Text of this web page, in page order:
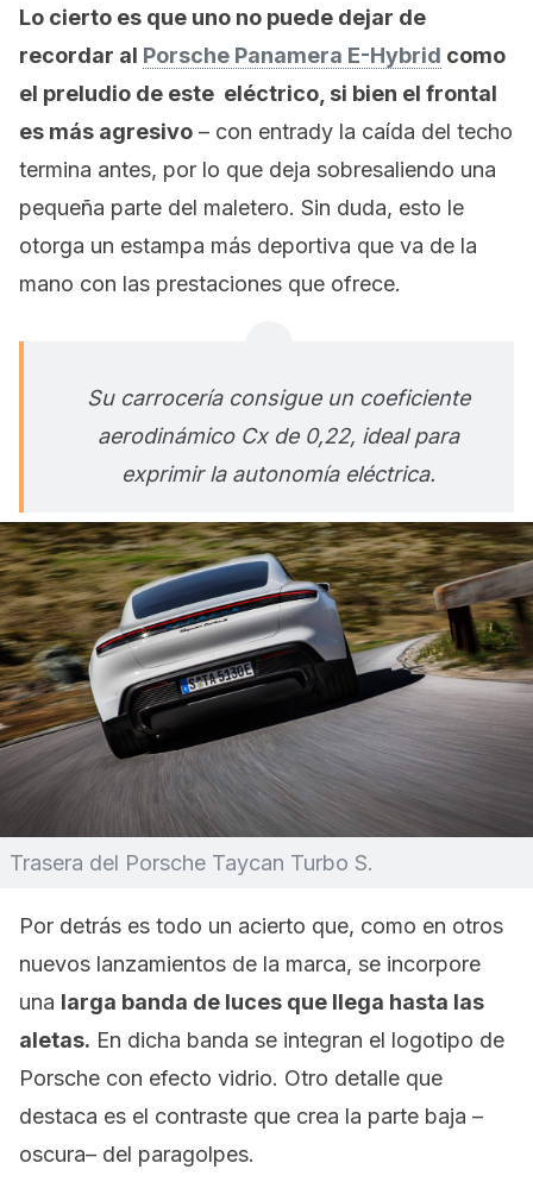
Lo cierto es que uno no puede dejar de
recordar al Porsche Panamera E-Hybrid como
el preludio de este eléctrico, si bien el frontal
es más agresivo – con entrady la caída del techo
termina antes, por lo que deja sobresaliendo una
pequeña parte del maletero. Sin duda, esto le
otorga un estampa más deportiva que va de la
mano con las prestaciones que ofrece.
Su carrocería consigue un coeficiente
aerodinámico Cx de 0,22, ideal para
exprimir la autonomía eléctrica.
Trasera del Porsche Taycan Turbo S.
Por detrás es todo un acierto que, como en otros
nuevos lanzamientos de la marca, se incorpore
una larga banda de luces que llega hasta las
aletas. En dicha banda se integran el logotipo de
Porsche con efecto vidrio. Otro detalle que
destaca es el contraste que crea la parte baja –
oscura– del paragolpes.